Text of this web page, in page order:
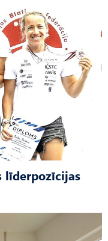
līderpozīcijas